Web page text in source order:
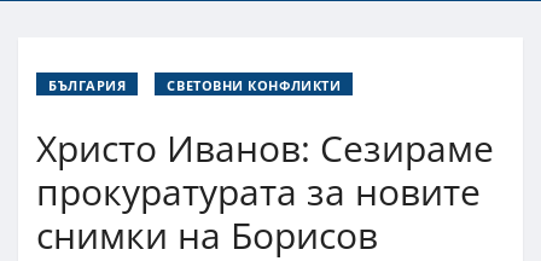
БЪЛГАРИЯ СВЕТОВНИ КОНФЛИКТИ
Христо Иванов: Сезираме
прокуратурата за новите
снимки на Борисов